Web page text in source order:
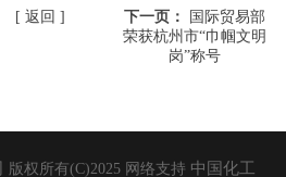
[ 返回 ] 下一页：
国际贸易部
荣获杭州市“巾帼文明
岗”称号
版权所有(C)2025网络支持 中国化工